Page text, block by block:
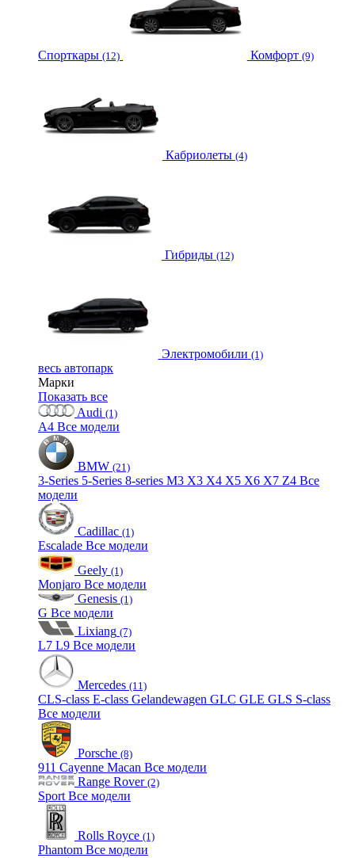
Спорткары (12) Комфорт (9)
Кабриолеты (4)
Гибриды (12)
Электромобили (1)
весь автопарк
Марки
Показать все
Audi (1)
A4 Все модели
BMW (21)
3-Series 5-Series 8-series M3 X3 X4 X5 X6 X7 Z4 Все
модели
Cadillac (1)
Escalade Все модели
Geely (1)
Monjaro Все модели
Genesis (1)
G Все модели
Lixiang (7)
L7 L9 Все модели
Mercedes (11)
CLS-class E-class Gelandewagen GLC GLE GLS S-class
Все модели
Porsche (8)
911 Cayenne Macan Все модели
Range Rover (2)
Sport Все модели
Rolls Royce (1)
Phantom Все модели